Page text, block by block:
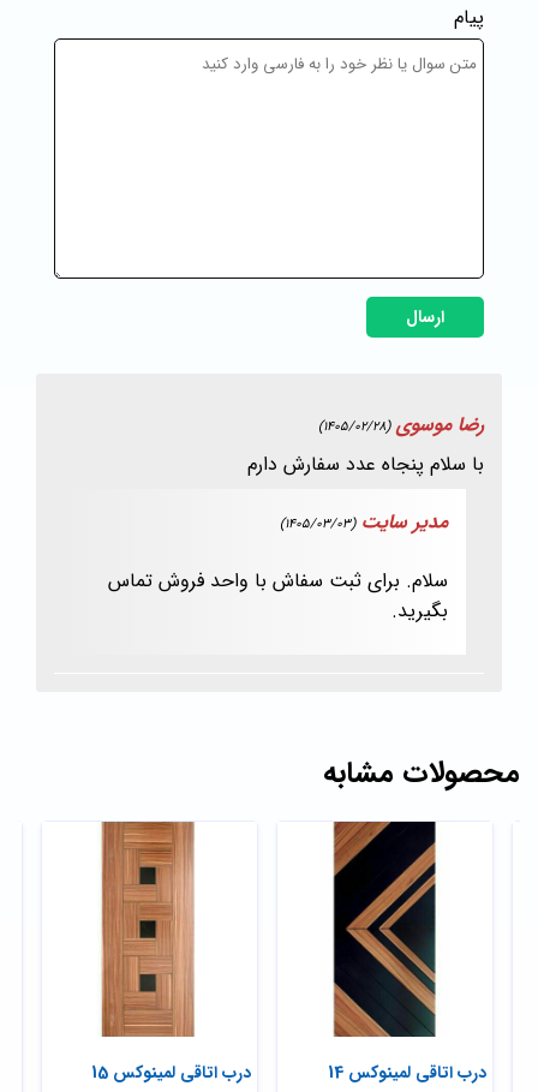
پیام
ارسال
رضا موسوی(1405/02/28)
با سلام پنجاه عدد سفارش دارم
مدیر سایت (1405/03/03)
سلام. برای ثبت سفاش با واحد فروش تماس
بگیرید.
محصولات مشابه
درب اتاقی لمینوکس 15 درب اتاقی لمینوکس 14